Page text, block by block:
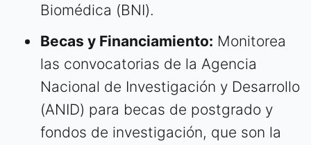
Biomédica (BNI).
Becas y Financiamiento: Monitorea
las convocatorias de la Agencia
Nacional de Investigación y Desarrollo
(ANID) para becas de postgrado y
fondos de investigación, que son la